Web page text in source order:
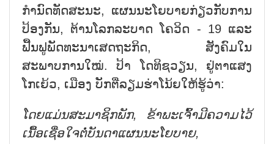
ກຳນົດທັດສະນະ, ແຜນນະໂຍບາຍກ່ຽວກັບການ
ປ້ອງກັນ, ຕ້ານໂລກລະບາດ ໂຄວິດ - 19 ແລະ
ຟື້ນຟູພັດທະນາເສດຖະກິດ, ສັງຄົມໃນ
ສະພາບການໃໝ່. ປ້າ ໂດທິຊວຽນ, ຢູ່ຕາແສງ
ໂກເຍ້ວ, ເມືອງ ບັກຕ່ືລຽມຮ່າໂນ້ຍໃຫ້ຮູ້ວ່າ:
ໂດຍແມ່ນສະມາຊິກພັກ, ຂ້າພະເຈົ້າມີຄວາມໄວ້
ເນື້ອເຊື່ອໃຈຕໍ່ບັນດາແຜນນະໂຍບາຍ,